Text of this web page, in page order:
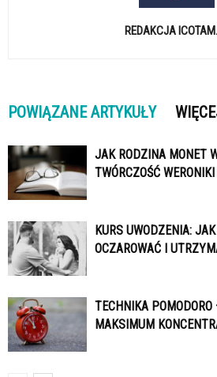
REDAKCJA
POWIĄZANE ARTYKUŁY
JAK RODZINA MONET
TWÓRCZOŚĆ
KURS UWODZENIA:
OCZAROWAĆ I
TECHNIKA
MAKSIMUM